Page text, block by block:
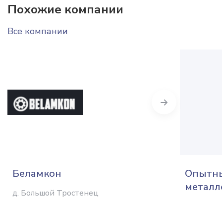
Похожие компании
Все компании
Беламкон
д. Большой Тростенец